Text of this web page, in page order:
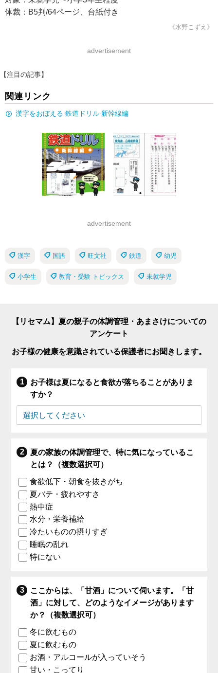
体裁：B5判/64ページ、台紙付き
《水野こずえ》
advertisement
【注目の記事】
関連リンク
漢字をおぼえる 鉄道ドリル 新幹線編
advertisement
漢字 国語 旺文社 鉄道 幼児
小学生 教育・受験 トピックス 未就学児
【リセマム】夏の親子の体調管理・あまさけについての
アンケート
お子様の健康を意識されている保護者にお聞きします。
お子様は夏になると食欲が落ちることがありま
すか？
夏の家族の体調管理で、特に気になっているこ
とは？（複数選択可）
食欲低下・朝食を抜きがち
夏バテ・疲れやすさ
熱中症
水分・栄養補給
冷たいものの摂りすぎ
睡眠の乱れ
特にない
ここからは、「甘酒」について伺います。「甘
酒」に対して、どのようなイメージがあります
か？（複数選択可）
冬に飲むもの
夏に飲むもの
お酒・アルコールが入っていそう
甘い・こってり